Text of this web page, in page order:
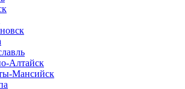
Алтайск
Мансийск